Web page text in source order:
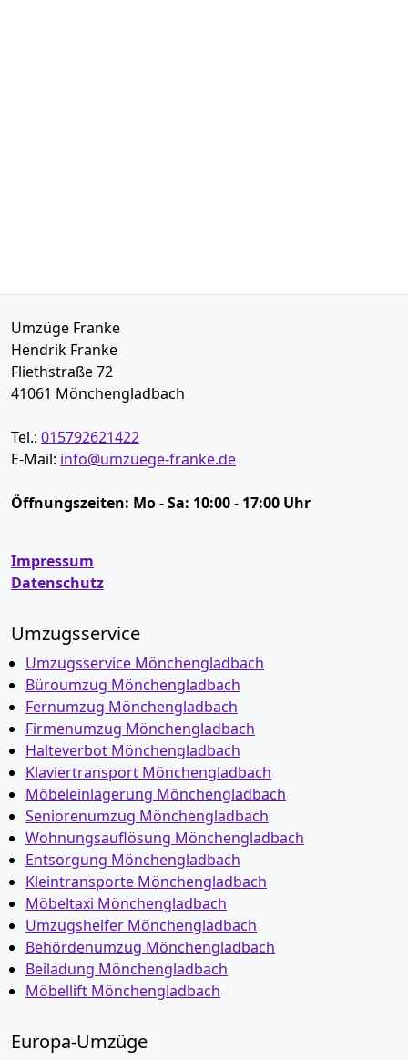
Umzüge Franke
Hendrik Franke
Fliethstraße 72
41061 Mönchen­gladbach
Tel.: 015792621422
E-Mail: info@umzuege-franke.de
Öffnungszeiten: Mo - Sa: 10:00 - 17:00 Uhr
Impressum
Datenschutz
Umzugsservice
Umzugsservice Mönchen­gladbach
Büroumzug Mönchen­gladbach
Fernumzug Mönchen­gladbach
Firmenumzug Mönchen­gladbach
Halteverbot Mönchen­gladbach
Klaviertransport Mönchen­gladbach
Möbeleinlagerung Mönchen­gladbach
Seniorenumzug Mönchen­gladbach
Wohnungsauflösung Mönchen­gladbach
Entsorgung Mönchen­gladbach
Kleintransporte Mönchen­gladbach
Möbeltaxi Mönchen­gladbach
Umzugshelfer Mönchen­gladbach
Behördenumzug Mönchen­gladbach
Beiladung Mönchen­gladbach
Möbellift Mönchen­gladbach
Europa-Umzüge